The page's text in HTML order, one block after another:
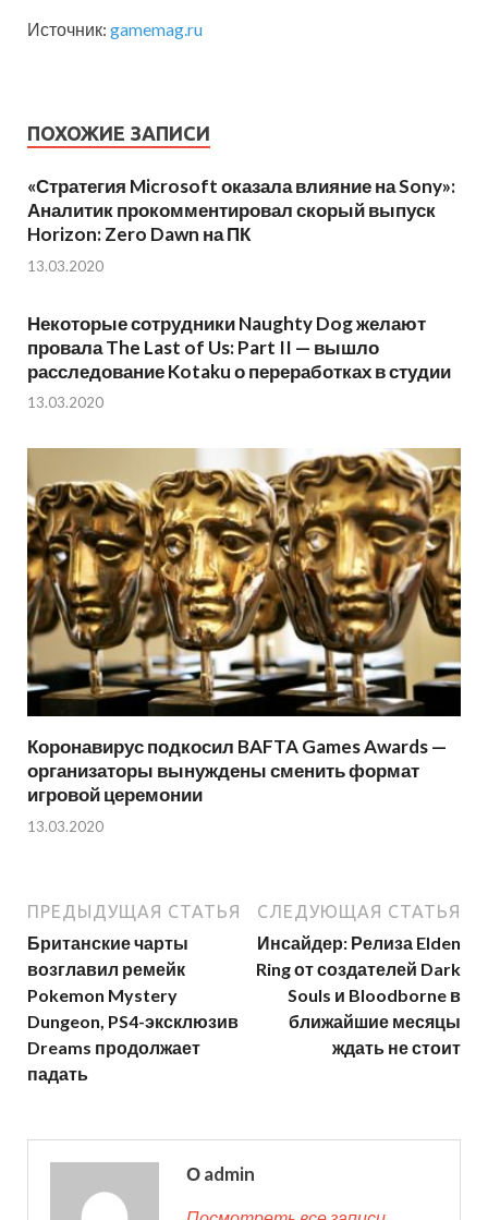
Источник: gamemag.ru
ПОХОЖИЕ ЗАПИСИ
«Стратегия Microsoft оказала влияние на Sony»:
Аналитик прокомментировал скорый выпуск
Horizon: Zero Dawn на ПК
13.03.2020
Некоторые сотрудники Naughty Dog желают
провала The Last of Us: Part II — вышло
расследование Kotaku о переработках в студии
13.03.2020
Коронавирус подкосил BAFTA Games Awards —
организаторы вынуждены сменить формат
игровой церемонии
13.03.2020
ПРЕДЫДУЩАЯ СТАТЬЯ
Британские чарты
возглавил ремейк
Pokemon Mystery
Dungeon, PS4-эксклюзив
Dreams продолжает
падать
СЛЕДУЮЩАЯ СТАТЬЯ
Инсайдер: Релиза Elden
Ring от создателей Dark
Souls и Bloodborne в
ближайшие месяцы
ждать не стоит
О admin